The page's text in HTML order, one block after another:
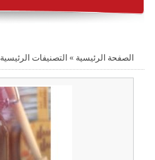
الصفحة الرئيسية » التصنيفات الرئيسية